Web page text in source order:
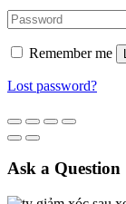
Remember me
Lost password?
Ask a Question